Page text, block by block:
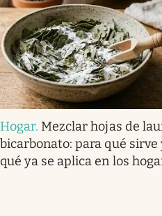
Hogar. Mezclar hojas de
bicarbonato: para qué sirve
qué ya se aplica en los